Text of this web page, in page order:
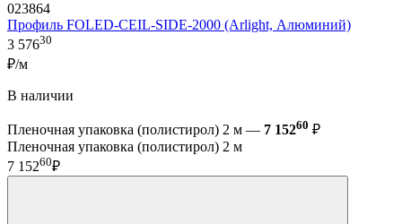
023864
Профиль FOLED-CEIL-SIDE-2000 (Arlight, Алюминий)
3 57630
₽/м
В наличии
Пленочная упаковка (полистирол) 2 м — 7 15260 ₽
Пленочная упаковка (полистирол) 2 м
7 15260₽